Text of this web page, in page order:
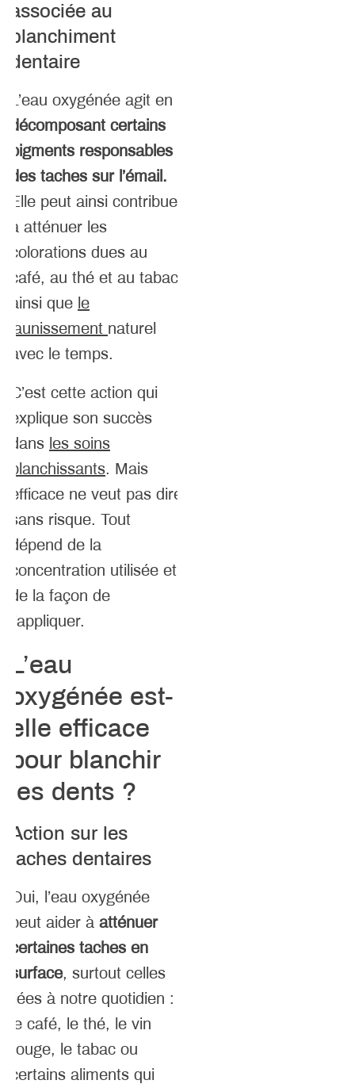
associée au
blanchiment
dentaire
L’eau oxygénée agit en
décomposant certains
pigments responsables
des taches sur l’émail.
Elle peut ainsi contribuer
à atténuer les
colorations dues au
café, au thé et au tabac,
ainsi que le
jaunissement naturel
avec le temps.
C’est cette action qui
explique son succès
dans les soins
blanchissants. Mais
efficace ne veut pas dire
sans risque. Tout
dépend de la
concentration utilisée et
de la façon de
l’appliquer.
L’eau
oxygénée est-
elle efficace
pour blanchir
les dents ?
Action sur les
taches dentaires
Oui, l’eau oxygénée
peut aider à atténuer
certaines taches en
surface, surtout celles
liées à notre quotidien :
le café, le thé, le vin
rouge, le tabac ou
certains aliments qui